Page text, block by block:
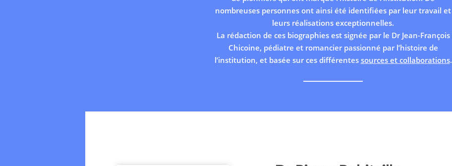
nombreuses personnes ont ainsi été identifiées par leur travail et
leurs réalisations exceptionnelles.
La rédaction de ces biographies est signée par le Dr Jean-François
Chicoine, pédiatre et romancier passionné par l’histoire de
l’institution, et basée sur ces différentes sources et collaborations.